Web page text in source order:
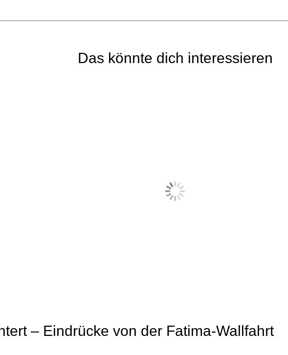
Das könnte dich interessieren
– Eindrücke von der Fatima-Wallfahrt